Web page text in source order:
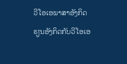
ວີ​ໂອ​ເອ​ພາ​ສາ​ອັງ​ກິດ
​ຮຽນ​ອັງ​ກິດ​ກັບ​ວີ​ໂອ​ເອ